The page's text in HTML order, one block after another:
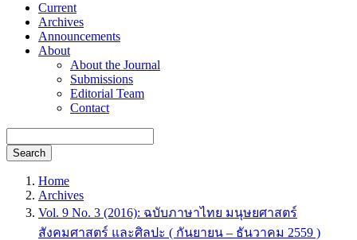
Current
Archives
Announcements
About
About the Journal
Submissions
Editorial Team
Contact
Search
Home
Archives
Vol. 9 No. 3 (2016): ฉบับภาษาไทย มนุษยศาสตร์
สังคมศาสตร์ และศิลปะ ( กันยายน – ธันวาคม 2559 )